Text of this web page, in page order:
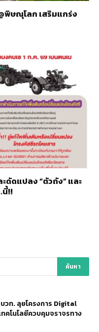
พิษณุโลก เสริมแกร่ง
ดัดแปลง “ตัวถัง” และ
นี้!!
วท. ลุยโครงการ Digital
คโนโลยีควบคุมจราจรทาง